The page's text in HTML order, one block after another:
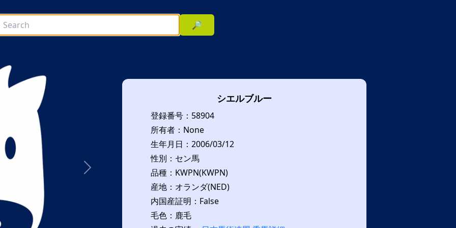
🔎
次へ
シエルブルー
登録番号：58904
所有者：None
生年月日：2006/03/12
性別：セン馬
品種：KWPN(KWPN)
産地：オランダ(NED)
内国産証明：False
毛色：鹿毛